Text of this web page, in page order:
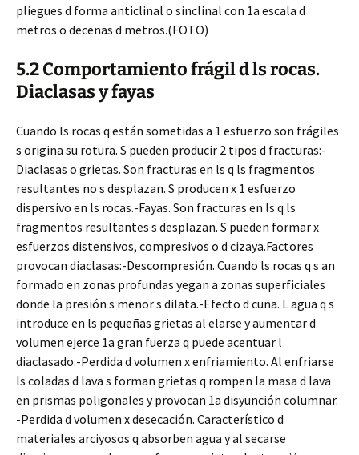
pliegues d forma anticlinal o sinclinal con 1a escala d
metros o decenas d metros.(FOTO)
5.2 Comportamiento frágil d ls rocas.
Diaclasas y fayas
Cuando ls rocas q están sometidas a 1 esfuerzo son frágiles
s origina su rotura. S pueden producir 2 tipos d fracturas:-
Diaclasas o grietas. Son fracturas en ls q ls fragmentos
resultantes no s desplazan. S producen x 1 esfuerzo
dispersivo en ls rocas.-Fayas. Son fracturas en ls q ls
fragmentos resultantes s desplazan. S pueden formar x
esfuerzos distensivos, compresivos o d cizaya.Factores
provocan diaclasas:-Descompresión. Cuando ls rocas q s an
formado en zonas profundas yegan a zonas superficiales
donde la presión s menor s dilata.-Efecto d cuña. L agua q s
introduce en ls pequeñas grietas al elarse y aumentar d
volumen ejerce 1a gran fuerza q puede acentuar l
diaclasado.-Perdida d volumen x enfriamiento. Al enfriarse
ls coladas d lava s forman grietas q rompen la masa d lava
en prismas poligonales y provocan 1a disyunción columnar.
-Perdida d volumen x desecación. Característico d
materiales arciyosos q absorben agua y al secarse